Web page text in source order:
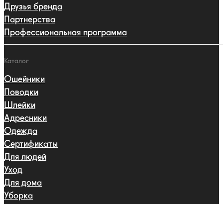
Друзья бренда
Партнерства
Профессиональная программа
Каталог
Ошейники
Поводки
Шлейки
Адресники
Одежда
Сертификаты
Для людей
Уход
Для дома
Уборка